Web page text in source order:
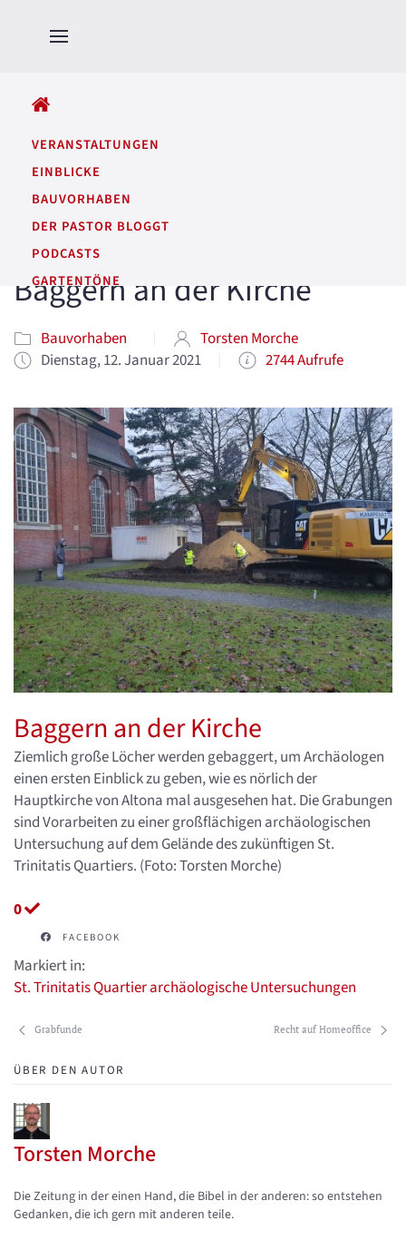
VERANSTALTUNGEN
EINBLICKE
BAUVORHABEN
DER PASTOR BLOGGT
PODCASTS
GARTENTÖNE
Baggern an der Kirche
Bauvorhaben
Torsten Morche
Dienstag, 12. Januar 2021
2744 Aufrufe
Baggern an der Kirche
Ziemlich große Löcher werden gebaggert, um Archäologen
einen ersten Einblick zu geben, wie es nörlich der
Hauptkirche von Altona mal ausgesehen hat. Die Grabungen
sind Vorarbeiten zu einer großflächigen archäologischen
Untersuchung auf dem Gelände des zukünftigen St.
Trinitatis Quartiers. (Foto: Torsten Morche)
0
FACEBOOK
Markiert in:
St. Trinitatis Quartierarchäologische Untersuchungen
Grabfunde Recht auf Homeoffice
ÜBER DEN AUTOR
Torsten Morche
Updates abonnieren
Abo von Updates dieses Autors beenden
Die Zeitung in der einen Hand, die Bibel in der anderen: so entstehen
Gedanken, die ich gern mit anderen teile.